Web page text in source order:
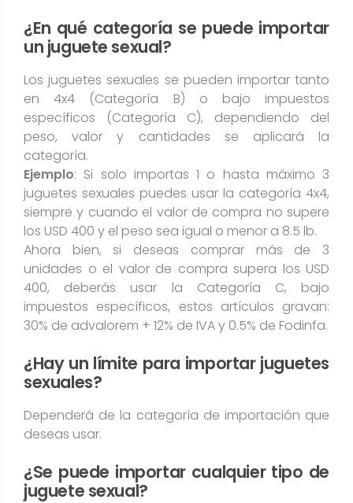
¿En qué categoría se puede importar
un juguete sexual?
Los juguetes sexuales se pueden importar tanto
en 4x4 (Categoría B) o bajo impuestos
específicos (Categoría C), dependiendo del
peso, valor y cantidades se aplicará la
categoría.
Ejemplo: Si solo importas 1 o hasta máximo 3
juguetes sexuales puedes usar la categoría 4x4,
siempre y cuando el valor de compra no supere
los USD 400 y el peso sea igual o menor a 8.5 lb.
Ahora bien, si deseas comprar más de 3
unidades o el valor de compra supera los USD
400, deberás usar la Categoría C, bajo
impuestos específicos, estos artículos gravan:
30% de advalorem + 12% de IVA y 0.5% de Fodinfa.
¿Hay un límite para importar juguetes
sexuales?
Dependerá de la categoría de importación que
deseas usar.
¿Se puede importar cualquier tipo de
juguete sexual?